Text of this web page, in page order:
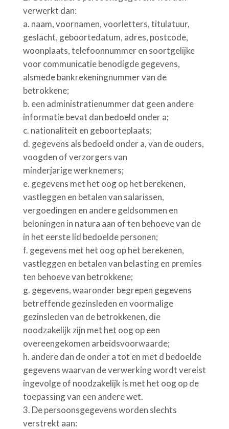
verwerkt dan:
a. naam, voornamen, voorletters, titulatuur,
geslacht, geboortedatum, adres, postcode,
woonplaats, telefoonnummer en soortgelijke
voor communicatie benodigde gegevens,
alsmede bankrekeningnummer van de
betrokkene;
b. een administratienummer dat geen andere
informatie bevat dan bedoeld onder a;
c. nationaliteit en geboorteplaats;
d. gegevens als bedoeld onder a, van de ouders,
voogden of verzorgers van
minderjarige werknemers;
e. gegevens met het oog op het berekenen,
vastleggen en betalen van salarissen,
vergoedingen en andere geldsommen en
beloningen in natura aan of ten behoeve van de
in het eerste lid bedoelde personen;
f. gegevens met het oog op het berekenen,
vastleggen en betalen van belasting en premies
ten behoeve van betrokkene;
g. gegevens, waaronder begrepen gegevens
betreffende gezinsleden en voormalige
gezinsleden van de betrokkenen, die
noodzakelijk zijn met het oog op een
overeengekomen arbeidsvoorwaarde;
h. andere dan de onder a tot en met d bedoelde
gegevens waarvan de verwerking wordt vereist
ingevolge of noodzakelijk is met het oog op de
toepassing van een andere wet.
De persoonsgegevens worden slechts
verstrekt aan: